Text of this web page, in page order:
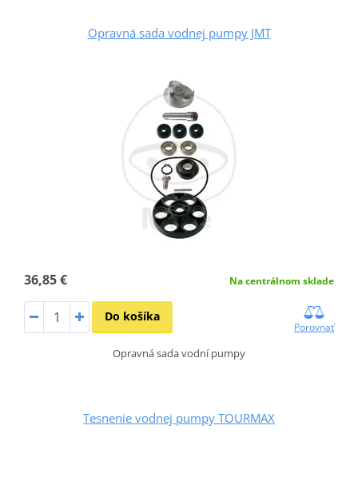
Opravná sada vodnej pumpy JMT
36,85 € Na centrálnom sklade
Do košíka
Porovnať
Opravná sada vodní pumpy
Tesnenie vodnej pumpy TOURMAX